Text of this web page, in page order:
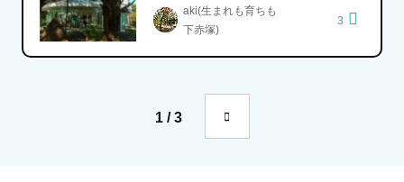
aki(生まれも育ちも
下赤塚)
3
1 / 3